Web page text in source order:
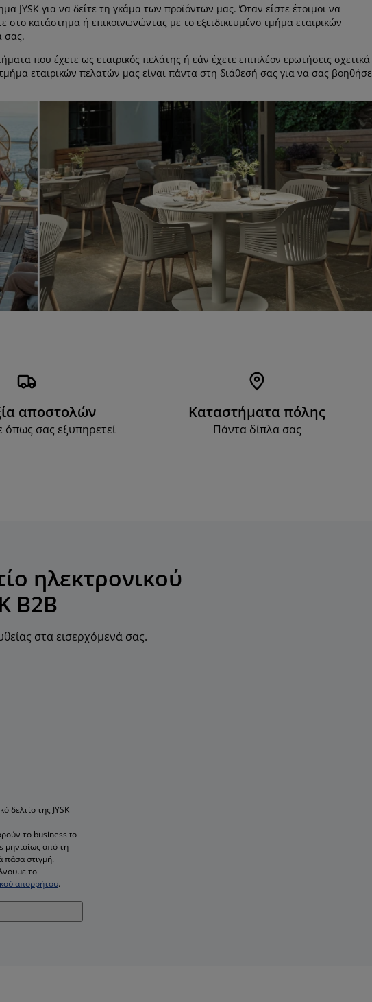
JYSK για να δείτε τη γκάμα των προϊόντων μας. Όταν είστε έτοιμοι να
στο κατάστημα ή επικοινωνώντας με το εξειδικευμένο τμήμα εταιρικών
σας.
που έχετε ως εταιρικός πελάτης ή εάν έχετε επιπλέον ερωτήσεις σχετικά
εταιρικών πελατών μας είναι πάντα στη διάθεσή σας για να σας
αποστολών
σας εξυπηρετεί
Καταστήματα πόλης
Πάντα δίπλα σας
ηλεκτρονικού
B2B
στα εισερχόμενά σας.
δελτίο της JYSK
το business to
μηνιαίως από τη
πάσα στιγμή.
το
απορρήτου.